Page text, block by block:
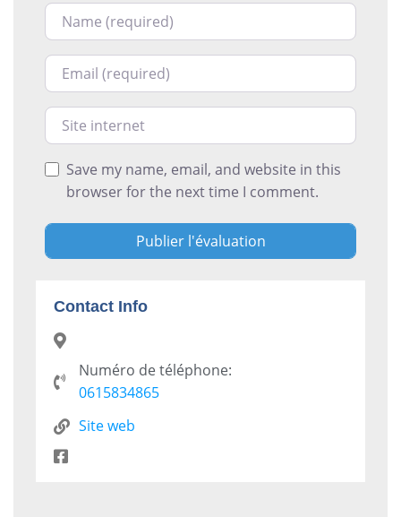
Nom
Courriel
Site internet
Save my name, email, and website in this
browser for the next time I comment.
Contact Info
Numéro de téléphone:
0615834865
Site web